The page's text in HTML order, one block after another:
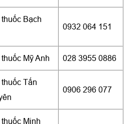
Bạch
0932 064 151
Mỹ Anh 028 3955 0886
Tấn
0906 296 077
Minh